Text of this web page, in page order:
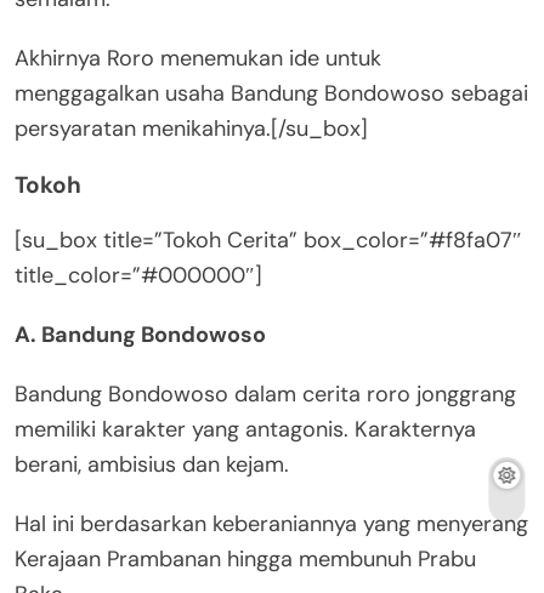
Akhirnya Roro menemukan ide untuk
menggagalkan usaha Bandung Bondowoso sebagai
persyaratan menikahinya.[/su_box]
Tokoh
[su_box title=”Tokoh Cerita” box_color=”#f8fa07″
title_color=”#000000″]
A. Bandung Bondowoso
Bandung Bondowoso dalam cerita roro jonggrang
memiliki karakter yang antagonis. Karakternya
berani, ambisius dan kejam.
Hal ini berdasarkan keberaniannya yang menyerang
Kerajaan Prambanan hingga membunuh Prabu